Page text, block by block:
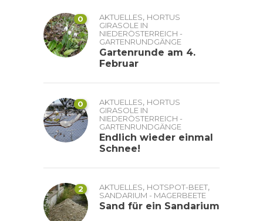
0 AKTUELLES, HORTUS
GIRASOLE IN
NIEDERÖSTERREICH -
GARTENRUNDGÄNGE
Gartenrunde am 4.
Februar
0 AKTUELLES, HORTUS
GIRASOLE IN
NIEDERÖSTERREICH -
GARTENRUNDGÄNGE
Endlich wieder einmal
Schnee!
2 AKTUELLES, HOTSPOT-BEET,
SANDARIUM - MAGERBEETE
Sand für ein Sandarium